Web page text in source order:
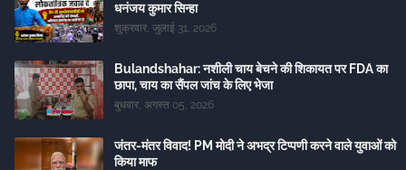
धनंजय कुमार सिन्हा
शुक्रवार, जुलाई 31, 2026
Bulandshahar: नशीली चाय बेचने की शिकायत पर FDA का
छापा, चाय का सैंपल जांच के लिए भेजा
बुधवार, अगस्त 05, 2026
जंतर-मंतर विवाद! PM मोदी ने अभद्र टिप्पणी करने वाले युवाओं को
किया माफ